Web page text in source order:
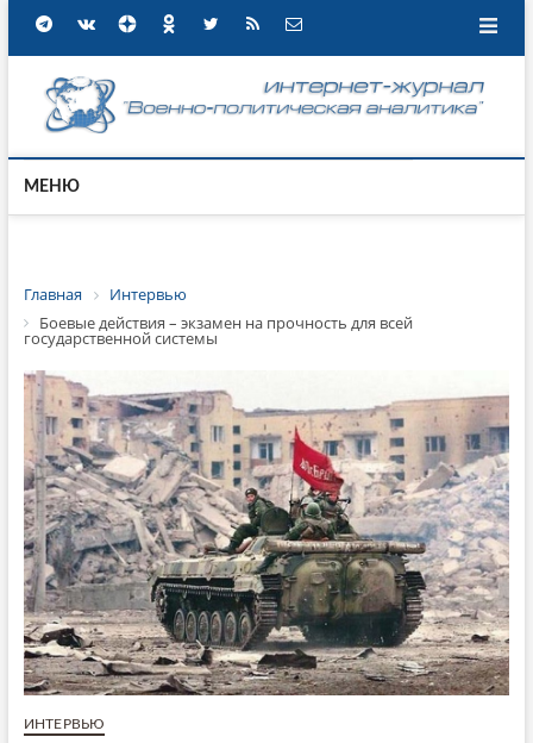
МЕНЮ
Главная
Интервью
Боевые действия – экзамен на прочность для всей
государственной системы
ИНТЕРВЬЮ